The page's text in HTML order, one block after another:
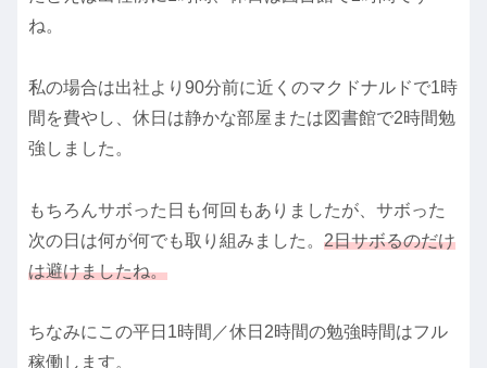
ね。
私の場合は出社より90分前に近くのマクドナルドで1時
間を費やし、休日は静かな部屋または図書館で2時間勉
強しました。
もちろんサボった日も何回もありましたが、サボった
次の日は何が何でも取り組みました。 2日サボるのだけ
は避けましたね。
ちなみにこの平日1時間／休日2時間の勉強時間はフル
稼働します。